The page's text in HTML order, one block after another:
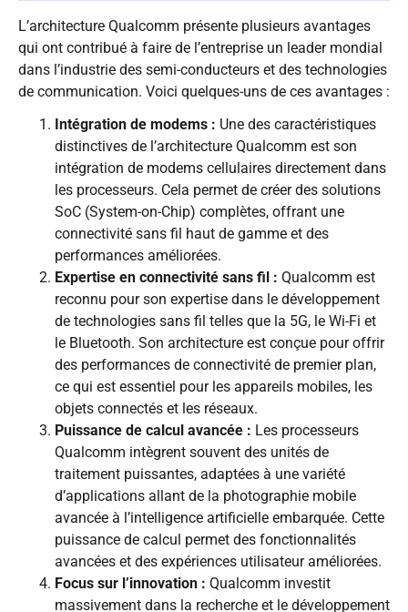
L’architecture Qualcomm présente plusieurs avantages
qui ont contribué à faire de l’entreprise un leader mondial
dans l’industrie des semi-conducteurs et des technologies
de communication. Voici quelques-uns de ces avantages :
Intégration de modems : Une des caractéristiques
distinctives de l’architecture Qualcomm est son
intégration de modems cellulaires directement dans
les processeurs. Cela permet de créer des solutions
SoC (System-on-Chip) complètes, offrant une
connectivité sans fil haut de gamme et des
performances améliorées.
Expertise en connectivité sans fil : Qualcomm est
reconnu pour son expertise dans le développement
de technologies sans fil telles que la 5G, le Wi-Fi et
le Bluetooth. Son architecture est conçue pour offrir
des performances de connectivité de premier plan,
ce qui est essentiel pour les appareils mobiles, les
objets connectés et les réseaux.
Puissance de calcul avancée : Les processeurs
Qualcomm intègrent souvent des unités de
traitement puissantes, adaptées à une variété
d’applications allant de la photographie mobile
avancée à l’intelligence artificielle embarquée. Cette
puissance de calcul permet des fonctionnalités
avancées et des expériences utilisateur améliorées.
Focus sur l’innovation : Qualcomm investit
massivement dans la recherche et le développement